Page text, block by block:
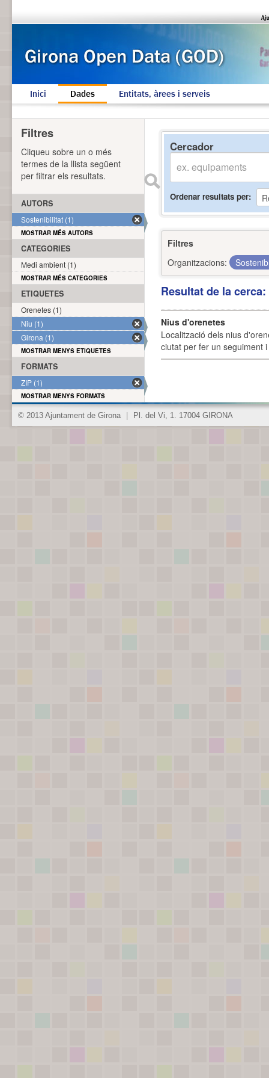
Inici Dades Entitats, àrees i serveis
Cercador
Ordenar resultats per
Filtres
Organitzacions:
Resultat de la
Nius d'orenetes
Localització dels nius
ciutat per fer un seguiment
Filtres
Cliqueu sobre un o més
termes de la llista següent
per filtrar els resultats.
AUTORS
Sostenibilitat (1)
MOSTRAR MÉS AUTORS
CATEGORIES
Medi ambient (1)
MOSTRAR MÉS CATEGORIES
ETIQUETES
Orenetes (1)
Niu (1)
Girona (1)
MOSTRAR MENYS ETIQUETES
FORMATS
ZIP (1)
MOSTRAR MENYS FORMATS
© 2013 Ajuntament de Girona Pl. del Vi, 1. 17004 GIRONA